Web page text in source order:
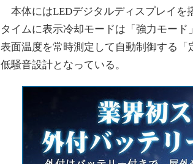
本体にはLEDデジタルディスプレイを
タイムに表示冷却モードは「強力モー
表面温度を常時測定して自動制御する
低騒音設計となっている。